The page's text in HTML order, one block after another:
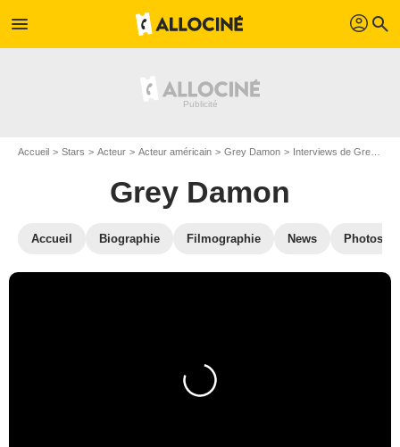
menu profil search
Accueil Stars Acteur Acteur américain Grey Damon Interviews de Grey Damon
Grey Damon
Accueil Biographie Filmographie News Photos